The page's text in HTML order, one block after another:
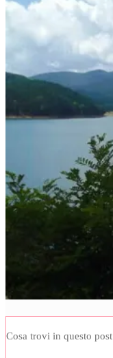
Cosa trovi in questo post